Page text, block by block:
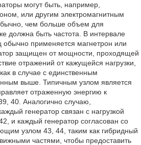
могут быть, например,
или другим электромагнитным
чем больше объем для
должна быть частота. В интервале
применяется магнетрон или
защищен от мощности, проходящей
отражений от кажущейся нагрузки,
в случае с единственным
выше. Типичным узлом является
отраженную энергию к
40. Аналогично случаю,
генератор связан с нагрузкой
и каждый генератор согласован со
узлом 43, 44, таким как гибридный
частями, чтобы предоставить